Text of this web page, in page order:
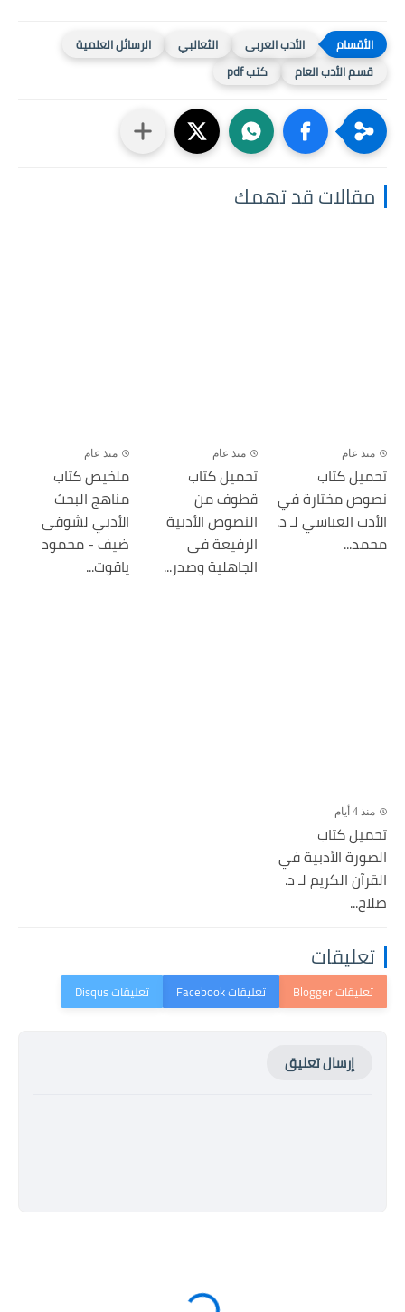
الأدب العربى الثعالبي
الرسائل العلمية
قسم الأدب العام
كتب pdf
مقالات قد تهمك
منذ عام
تحميل كتاب
نصوص مختارة في
الأدب العباسي لـ د.
محمد...
منذ عام
تحميل كتاب
قطوف من
النصوص الأدبية
الرفيعة فى
الجاهلية وصدر...
منذ عام
ملخيص كتاب
مناهج البحث
الأدبي لشوقى
ضيف - محمود
ياقوت...
منذ 4 أيام
تحميل كتاب
الصورة الأدبية في
القرآن الكريم لـ د.
صلاح...
تعليقات
إرسال تعليق